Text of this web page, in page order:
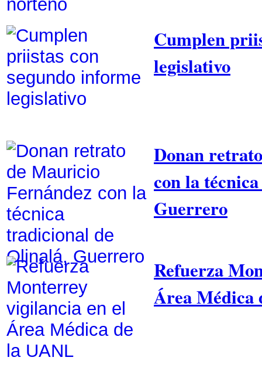
Cumplen
legislativo
Donan
con la
Guerrero
Refuerza
Área Médica